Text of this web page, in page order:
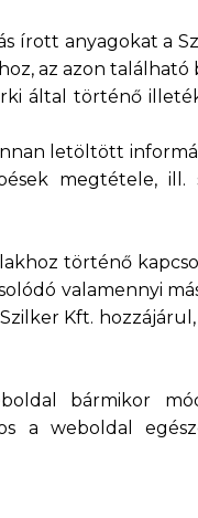
anyagokat a
az azon
által történő
letöltött
megtétele, ill.
történő
valamennyi
Kft.
bármikor
a weboldal